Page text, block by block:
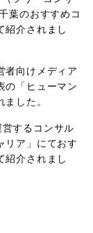
葉のおすすめコ
紹介されまし
者向けメディア
の「ヒューマン
した。
するコンサル
リア」にておす
紹介されまし